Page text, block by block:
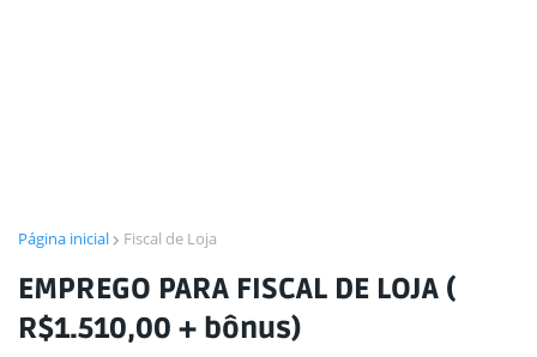
Página inicial Fiscal de Loja
EMPREGO PARA FISCAL DE LOJA (
R$1.510,00 + bônus)